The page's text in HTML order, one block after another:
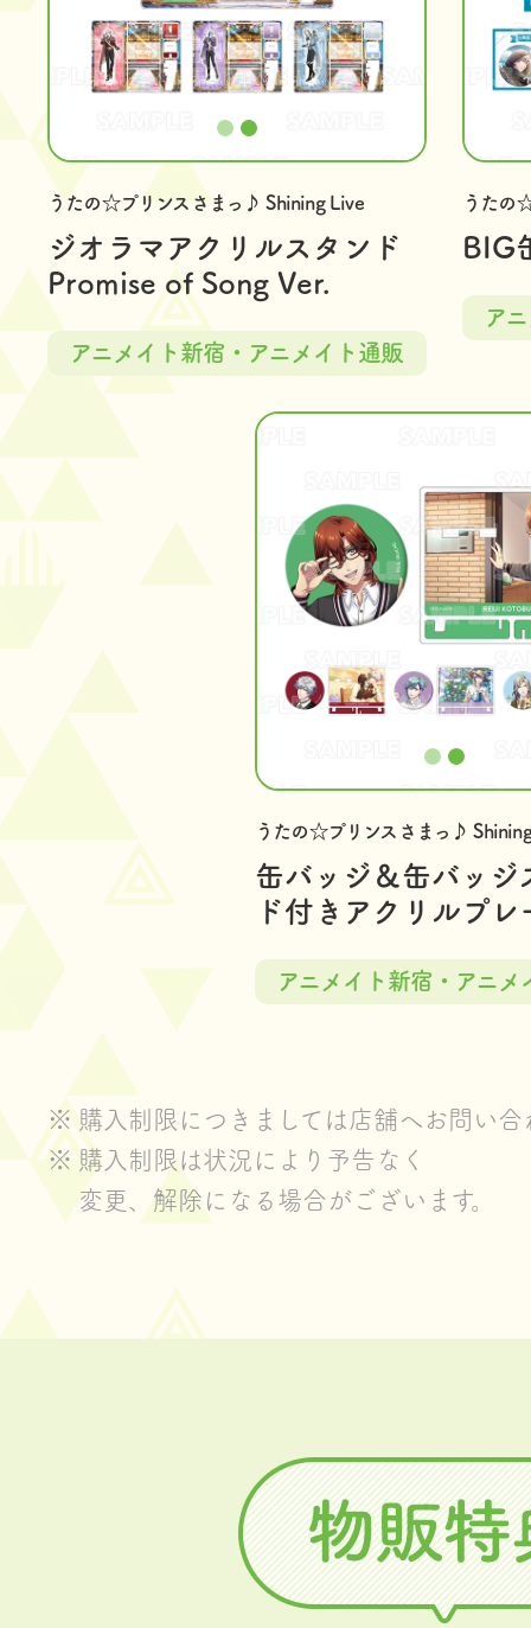
うたの☆プリンスさまっ♪ Shining Live
ジオラマアクリルスタンド
Promise of Song Ver.
アニメイト新宿・アニメイト通販
うたの
BIG
ア
うたの☆プリンスさまっ♪
缶バッジ＆缶バッジ
ド付きアクリルプレ
アニメイト新宿・アニメ
購入制限につきましては店舖へお問い
購入制限は状況により予告なく
変更、解除になる場合がございます。